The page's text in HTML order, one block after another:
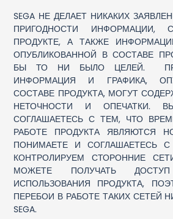
SEGA НЕ ДЕЛАЕТ НИКАКИХ
ПРИГОДНОСТИ ИНФОРМАЦИИ,
ПРОДУКТЕ, А ТАКЖЕ
ОПУБЛИКОВАННОЙ В СОСТАВЕ
БЫ ТО НИ БЫЛО ЦЕЛЕЙ.
ИНФОРМАЦИЯ И ГРАФИКА,
СОСТАВЕ ПРОДУКТА, МОГУТ
НЕТОЧНОСТИ И ОПЕЧАТКИ.
СОГЛАШАЕТЕСЬ С ТЕМ, ЧТО
РАБОТЕ ПРОДУКТА ЯВЛЯЮТСЯ
ПОНИМАЕТЕ И СОГЛАШАЕТЕСЬ
КОНТРОЛИРУЕМ СТОРОННИЕ
МОЖЕТЕ ПОЛУЧАТЬ
ИСПОЛЬЗОВАНИЯ ПРОДУКТА,
ПЕРЕБОИ В РАБОТЕ ТАКИХ СЕТЕЙ
SEGA.